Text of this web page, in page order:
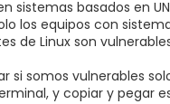
sistemas basados en
los equipos con
de Linux son
si somos vulnerables
y copiar y pegar